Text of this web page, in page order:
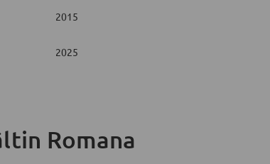
2015
2025
Romana